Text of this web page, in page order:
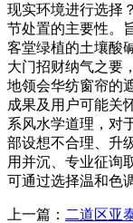
现实环境进行选择
节处置的主要性。
客堂绿植的土壤酸
大门招财纳气之要
地领会华纺窗帘的
成果及用户可能关
系风水学道理，对
部设想不合理、升
用并沉、专业征询
可通过选择温和色
上一篇： 二道区亚